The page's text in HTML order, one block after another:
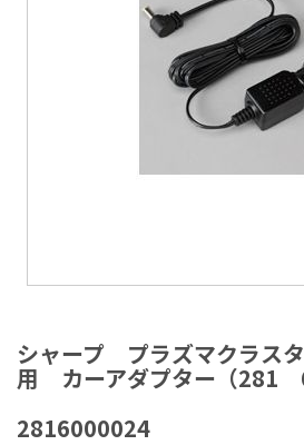
シャープ プラズマクラス
用 カーアダプター（281
2816000024
メ
ー
ジ
ャ